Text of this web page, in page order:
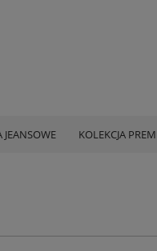
JEANSOWE KOLEKCJA